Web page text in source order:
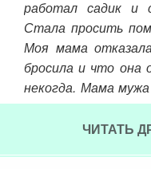
в
работал садик и
Стала просить
Моя мама
бросила и что она
некогда. Мама
то, что у нее
решение искать
ЧИТАТЬ